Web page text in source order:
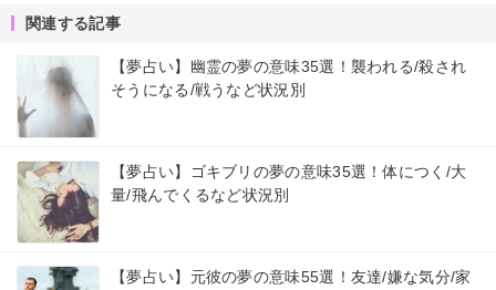
関連する記事
【夢占い】幽霊の夢の意味35選！襲われる/殺され
そうになる/戦うなど状況別
【夢占い】ゴキブリの夢の意味35選！体につく/大
量/飛んでくるなど状況別
【夢占い】元彼の夢の意味55選！友達/嫌な気分/家